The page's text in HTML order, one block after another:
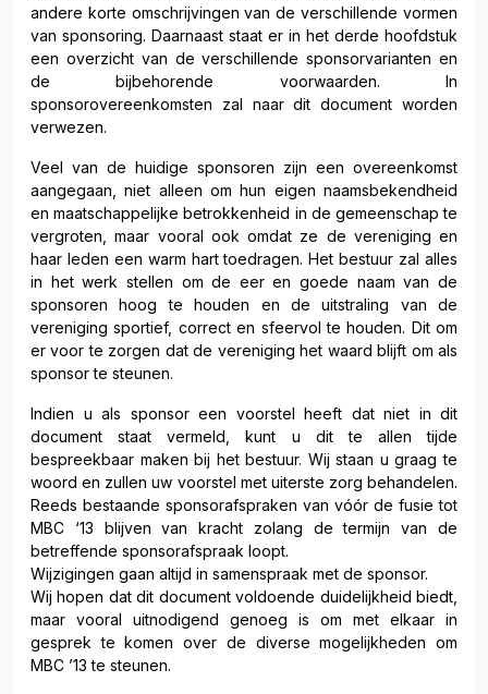
andere korte omschrijvingen van de verschillende vormen
van sponsoring. Daarnaast staat er in het derde hoofdstuk
een overzicht van de verschillende sponsorvarianten en
de bijbehorende voorwaarden. In
sponsorovereenkomsten zal naar dit document worden
verwezen.
Veel van de huidige sponsoren zijn een overeenkomst
aangegaan, niet alleen om hun eigen naamsbekendheid
en maatschappelijke betrokkenheid in de gemeenschap te
vergroten, maar vooral ook omdat ze de vereniging en
haar leden een warm hart toedragen. Het bestuur zal alles
in het werk stellen om de eer en goede naam van de
sponsoren hoog te houden en de uitstraling van de
vereniging sportief, correct en sfeervol te houden. Dit om
er voor te zorgen dat de vereniging het waard blijft om als
sponsor te steunen.
Indien u als sponsor een voorstel heeft dat niet in dit
document staat vermeld, kunt u dit te allen tijde
bespreekbaar maken bij het bestuur. Wij staan u graag te
woord en zullen uw voorstel met uiterste zorg behandelen.
Reeds bestaande sponsorafspraken van vóór de fusie tot
MBC ‘13 blijven van kracht zolang de termijn van de
betreffende sponsorafspraak loopt.
Wijzigingen gaan altijd in samenspraak met de sponsor.
Wij hopen dat dit document voldoende duidelijkheid biedt,
maar vooral uitnodigend genoeg is om met elkaar in
gesprek te komen over de diverse mogelijkheden om
MBC ’13 te steunen.